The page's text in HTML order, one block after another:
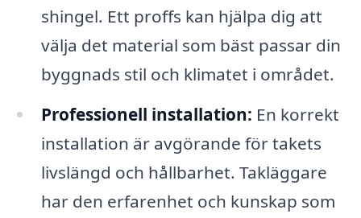
shingel. Ett proffs kan hjälpa dig att
välja det material som bäst passar din
byggnads stil och klimatet i området.
Professionell installation: En korrekt
installation är avgörande för takets
livslängd och hållbarhet. Takläggare
har den erfarenhet och kunskap som